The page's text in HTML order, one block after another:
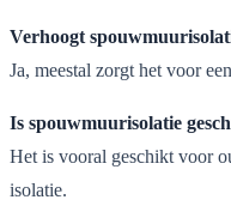
Verhoogt
Ja, meestal zorgt het voor
Is spouwmuurisolatie
Het is vooral geschikt voor
isolatie.